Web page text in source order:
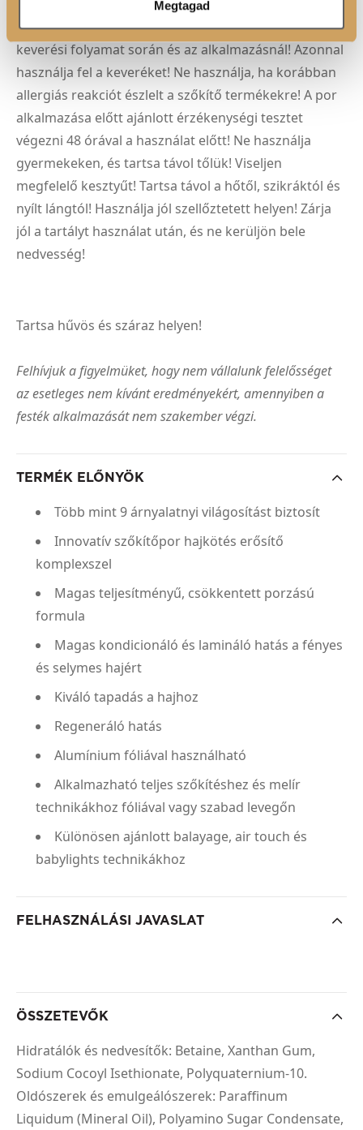
Megtagad
Azonnal öblítse le a bőrre vagy ruházatra cseppenő
termékcseppeket! Ne használjon fémtárgyakat a
keverési folyamat során és az alkalmazásnál! Azonnal
használja fel a keveréket! Ne használja, ha korábban
allergiás reakciót észlelt a szőkítő termékekre! A por
alkalmazása előtt ajánlott érzékenységi tesztet
végezni 48 órával a használat előtt! Ne használja
gyermekeken, és tartsa távol tőlük! Viseljen
megfelelő kesztyűt! Tartsa távol a hőtől, szikráktól és
nyílt lángtól! Használja jól szellőztetett helyen! Zárja
jól a tartályt használat után, és ne kerüljön bele
nedvesség!
Tartsa hűvös és száraz helyen!
Felhívjuk a figyelmüket, hogy nem vállalunk felelősséget
az esetleges nem kívánt eredményekért, amennyiben a
festék alkalmazását nem szakember végzi.
TERMÉK ELŐNYÖK
Több mint 9 árnyalatnyi világosítást biztosít
Innovatív szőkítőpor hajkötés erősítő
komplexszel
Magas teljesítményű, csökkentett porzású
formula
Magas kondicionáló és lamináló hatás a fényes
és selymes hajért
Kiváló tapadás a hajhoz
Regeneráló hatás
Alumínium fóliával használható
Alkalmazható teljes szőkítéshez és melír
technikákhoz fóliával vagy szabad levegőn
Különösen ajánlott balayage, air touch és
babylights technikákhoz
FELHASZNÁLÁSI JAVASLAT
ÖSSZETEVŐK
Hidratálók és nedvesítők: Betaine, Xanthan Gum,
Sodium Cocoyl Isethionate, Polyquaternium-10.
Oldószerek és emulgeálószerek: Paraffinum
Liquidum (Mineral Oil), Polyamino Sugar Condensate,